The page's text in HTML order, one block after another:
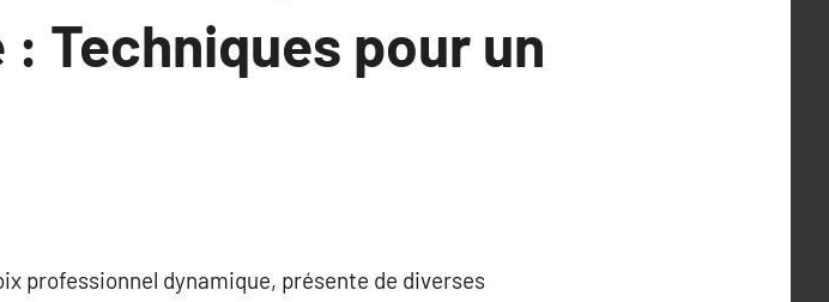
Techniques pour un
professionnel dynamique, présente de diverses